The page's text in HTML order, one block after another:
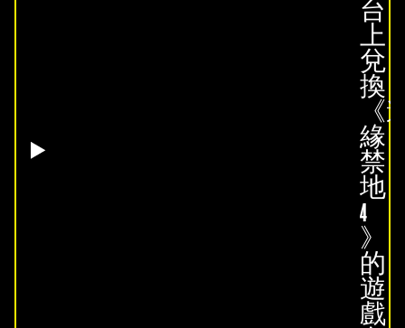
台
上
兌
換
《
緣
禁
地
4
》
的
遊
戲